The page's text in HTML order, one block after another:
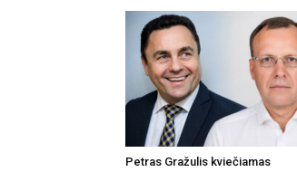
Petras Gražulis kviečiamas